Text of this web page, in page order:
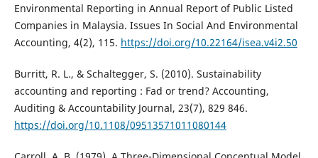
Environmental Reporting in Annual Report of Public Listed
Companies in Malaysia. Issues In Social And Environmental
Accounting, 4(2), 115. https://doi.org/10.22164/isea.v4i2.50
Burritt, R. L., & Schaltegger, S. (2010). Sustainability
accounting and reporting : Fad or trend? Accounting,
Auditing & Accountability Journal, 23(7), 829 846.
https://doi.org/10.1108/09513571011080144